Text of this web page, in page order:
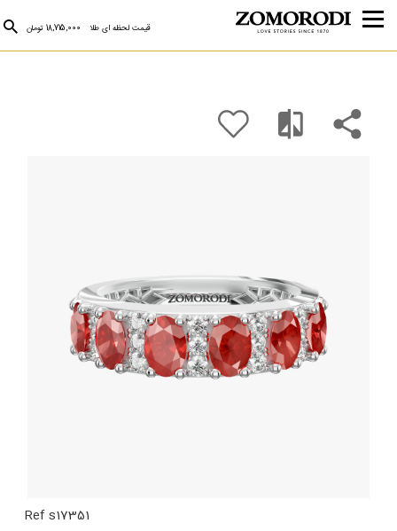
قیمت لحظه ای طلا 18,715,000 تومان
Ref s17351